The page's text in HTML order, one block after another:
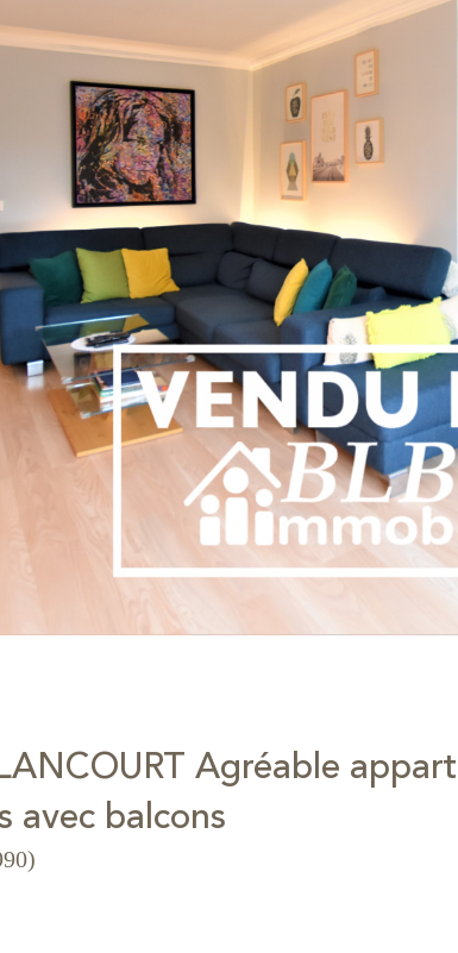
Agréable
avec balcons